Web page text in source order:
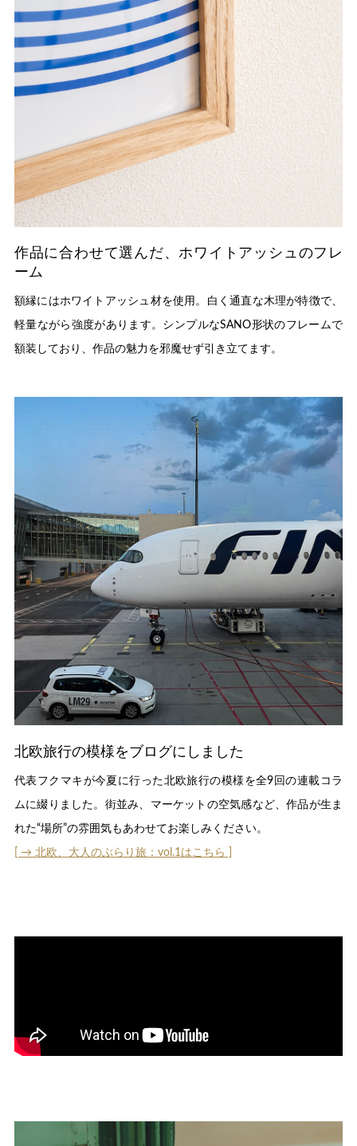
作品に合わせて選んだ、ホワイトアッシュのフレ
ーム
額縁にはホワイトアッシュ材を使用。白く通直な木理が特徴で、
軽量ながら強度があります。シンプルなSANO形状のフレームで
額装しており、作品の魅力を邪魔せず引き立てます。
北欧旅行の模様をブログにしました
代表フクマキが今夏に行った北欧旅行の模様を全9回の連載コラ
ムに綴りました。街並み、マーケットの空気感など、作品が生ま
れた“場所”の雰囲気もあわせてお楽しみください。
[ → 北欧、大人のぶらり旅：vol.1はこちら ]